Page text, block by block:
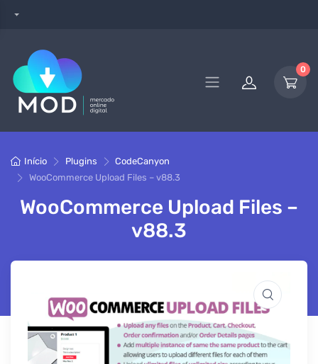
0
Início Plugins
CodeCanyon
WooCommerce Upload Files – v88.3
WooCommerce Upload Files –
v88.3